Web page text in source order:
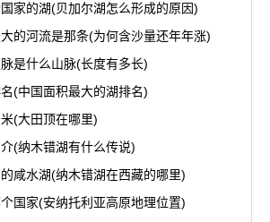
家的湖(贝加尔湖怎么形成的原因)
的河流是那条(为何含沙量还年年涨)
是什么山脉(长度有多长)
(中国面积最大的湖排名)
(大田顶在哪里)
(纳木错湖有什么传说)
咸水湖(纳木错湖在西藏的哪里)
国家(安纳托利亚高原地理位置)